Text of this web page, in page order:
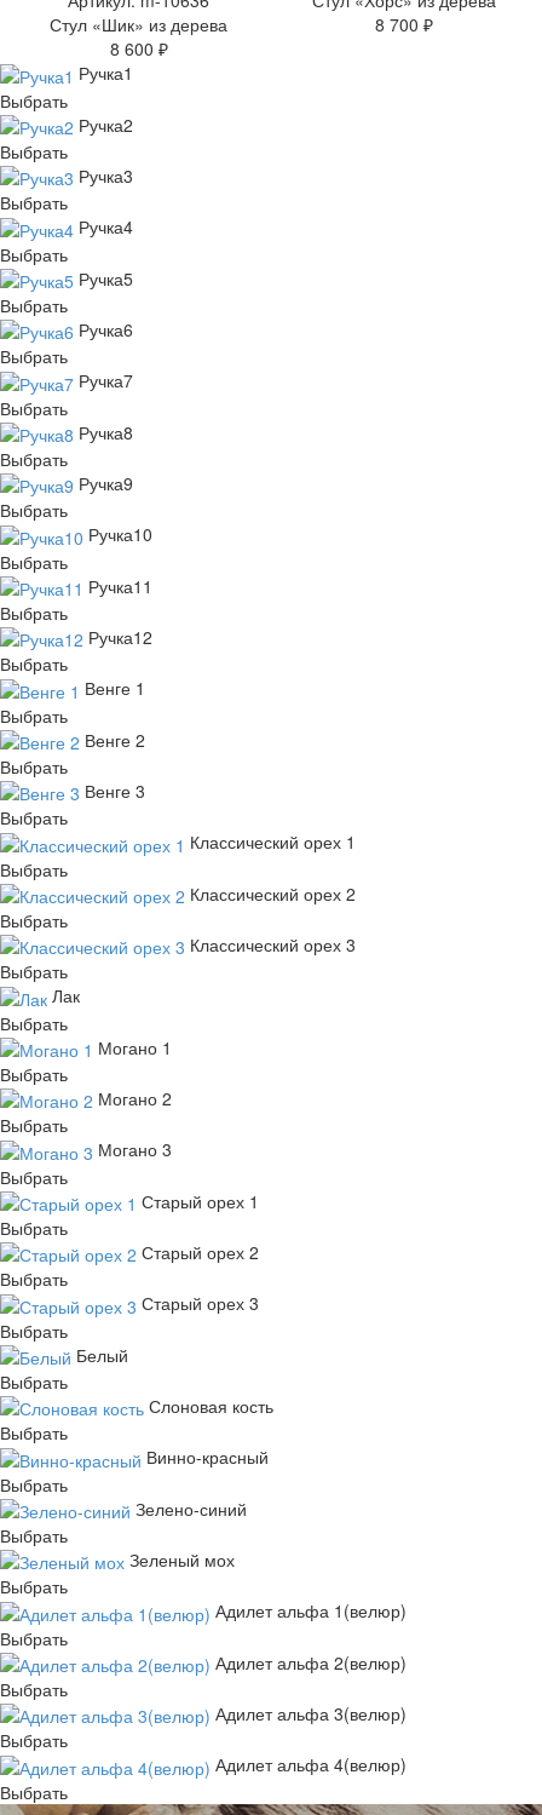
Стул «Шик» из дерева
8 600 ₽
8 700 ₽
Ручка1
Выбрать
Ручка2
Выбрать
Ручка3
Выбрать
Ручка4
Выбрать
Ручка5
Выбрать
Ручка6
Выбрать
Ручка7
Выбрать
Ручка8
Выбрать
Ручка9
Выбрать
Ручка10
Выбрать
Ручка11
Выбрать
Ручка12
Выбрать
Венге 1
Выбрать
Венге 2
Выбрать
Венге 3
Выбрать
Классический орех 1
Выбрать
Классический орех 2
Выбрать
Классический орех 3
Выбрать
Лак
Выбрать
Могано 1
Выбрать
Могано 2
Выбрать
Могано 3
Выбрать
Старый орех 1
Выбрать
Старый орех 2
Выбрать
Старый орех 3
Выбрать
Белый
Выбрать
Слоновая кость
Выбрать
Винно-красный
Выбрать
Зелено-синий
Выбрать
Зеленый мох
Выбрать
Адилет альфа 1(велюр)
Выбрать
Адилет альфа 2(велюр)
Выбрать
Адилет альфа 3(велюр)
Выбрать
Адилет альфа 4(велюр)
Выбрать